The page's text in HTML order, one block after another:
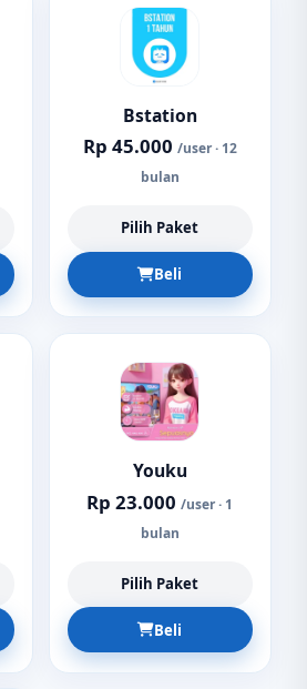
Bstation
Rp 45.000 /user · 12
bulan
Pilih Paket
Beli
Youku
Rp 23.000/user · 1
bulan
Pilih Paket
Beli